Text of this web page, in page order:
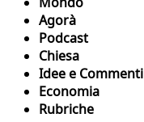
Agorà
Podcast
Chiesa
Idee e Commenti
Economia
Rubriche